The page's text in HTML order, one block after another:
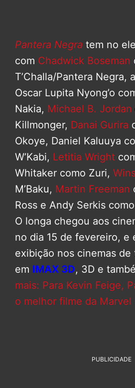
Pantera Negra tem no
com Chadwick Boseman
T’Challa/Pantera Negra,
Oscar Lupita Nyong’o
Nakia, Michael B. Jordan
Killmonger, Danai Gurira
Okoye, Daniel Kaluuya
W’Kabi, Letitia Wright
Whitaker como Zuri,
M’Baku, Martin Freeman
Ross e Andy Serkis
O longa chegou aos
no dia 15 de fevereiro, e
exibição nos cinemas de
em IMAX 3D, 3D e
mais: Para Kevin Feige,
o melhor filme da Marvel
PUBLICIDADE